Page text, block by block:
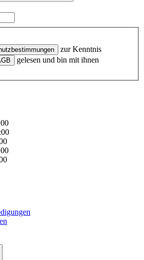
zur Kenntnis
gelesen und bin mit ihnen